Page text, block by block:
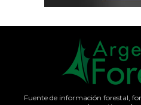
Fuente de información forestal,